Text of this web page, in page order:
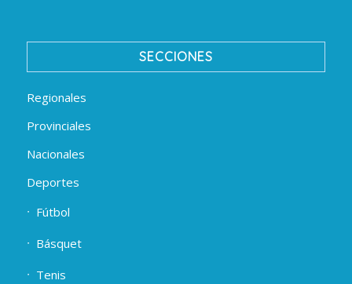
SECCIONES
Regionales
Provinciales
Nacionales
Deportes
Fútbol
Básquet
Tenis